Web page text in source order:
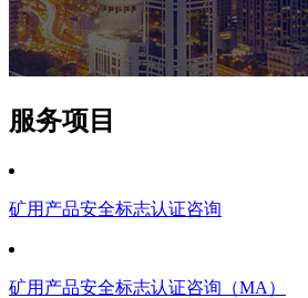
服务项目
矿用产品安全标志认证咨询
矿用产品安全标志认证咨询（MA）